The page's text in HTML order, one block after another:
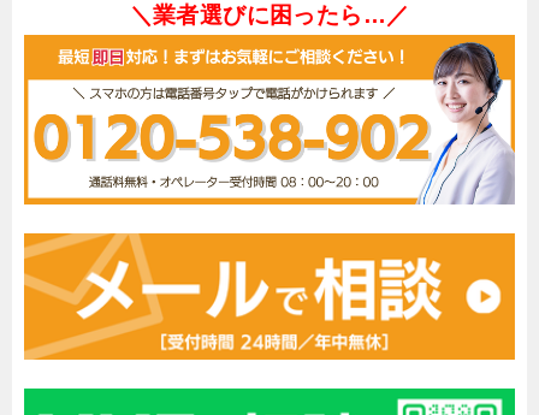
＼業者選びに困ったら…／